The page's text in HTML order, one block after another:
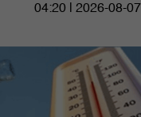
04:20 | 2026-08-07